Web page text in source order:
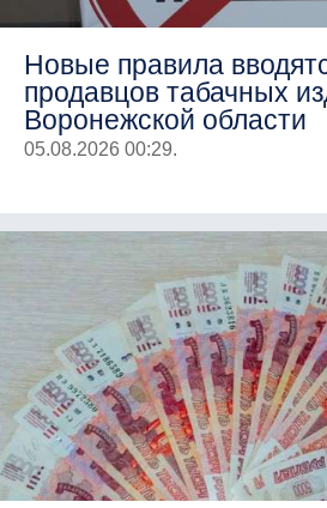
Новые правила
продавцов табачных
Воронежской области
05.08.2026 00:29.